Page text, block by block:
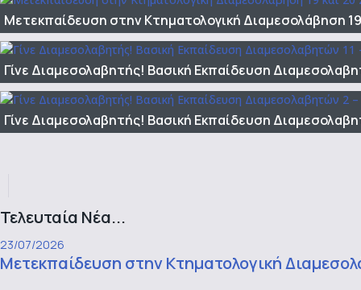
Μετεκπαίδευση στην Κτηματολογική Διαμεσολάβηση
Γίνε Διαμεσολαβητής! Βασική Εκπαίδευση
Γίνε Διαμεσολαβητής! Βασική Εκπαίδευση
Τελευταία Νέα...
23/07/2026
Μετεκπαίδευση στην Κτηματολογική